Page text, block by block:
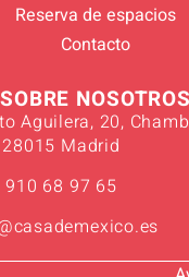
Reserva de espacios
Contacto
SOBRE NOSOTROS
Aguilera, 20,
28015 Madrid
910 68 97 65